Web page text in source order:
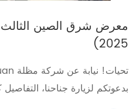
معرض شرق الصين الثالث
2025)
بدعوتكم لزيارة جناحنا،